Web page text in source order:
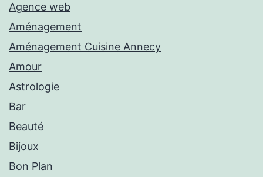
Agence web
Aménagement
Aménagement Cuisine Annecy
Amour
Astrologie
Bar
Beauté
Bijoux
Bon Plan